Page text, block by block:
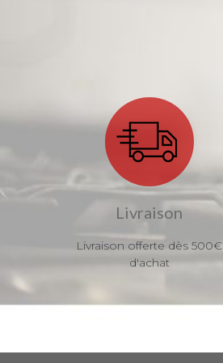
Livraison
Livraison offerte dès 500€
d'achat